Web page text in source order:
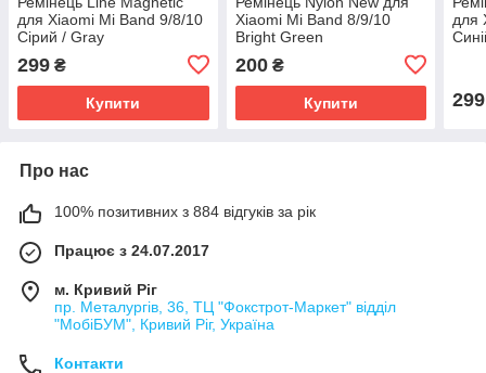
для Xiaomi Mi Band 9/8/10
Сірий / Gray
299 ₴
Купити
Xiaomi Mi Band 8/9/10
Bright Green
200₴
Купити
для
299
Про нас
100% позитивних з 884 відгуків за рік
Працює з 24.07.2017
м. Кривий Ріг
пр. Металургів, 36, ТЦ "Фокстрот-Маркет" відділ
"МобіБУМ", Кривий Ріг, Україна
Контакти